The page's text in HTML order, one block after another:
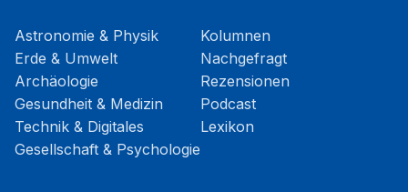
Astronomie & Physik
Erde & Umwelt
Archäologie
Gesundheit & Medizin
Technik & Digitales
Gesellschaft & Psychologie
Kolumnen
Nachgefragt
Rezensionen
Podcast
Lexikon